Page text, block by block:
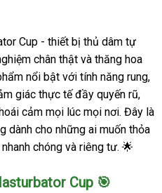
Cup - thiết bị thủ dâm tự
chân thật và thăng hoa
nổi bật với tính năng rung,
giác thực tế đầy quyến rũ,
cảm mọi lúc mọi nơi. Đây là
dành cho những ai muốn thỏa
chóng và riêng tư. 🌟
Cup 🎯